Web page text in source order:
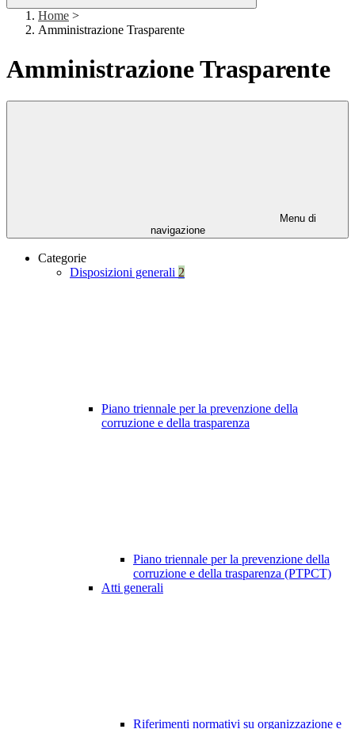
Home >
Amministrazione Trasparente
Amministrazione Trasparente
Menu di
navigazione
Categorie
Disposizioni generali 2
Piano triennale per la prevenzione della
corruzione e della trasparenza
Piano triennale per la prevenzione della
corruzione e della trasparenza (PTPCT)
Atti generali
Riferimenti normativi su organizzazione e